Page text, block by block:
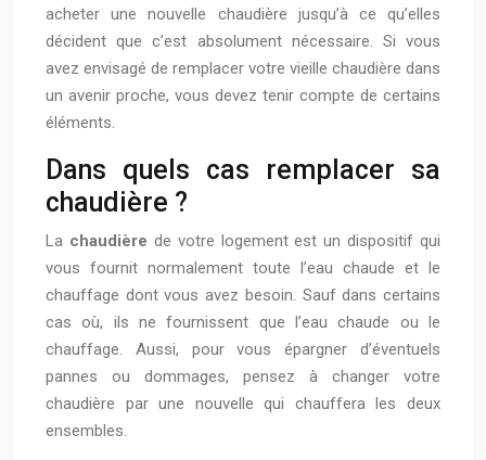
acheter une nouvelle chaudière jusqu’à ce qu’elles
décident que c’est absolument nécessaire. Si vous
avez envisagé de remplacer votre vieille chaudière dans
un avenir proche, vous devez tenir compte de certains
éléments.
Dans quels cas remplacer sa
chaudière ?
La chaudière de votre logement est un dispositif qui
vous fournit normalement toute l’eau chaude et le
chauffage dont vous avez besoin. Sauf dans certains
cas où, ils ne fournissent que l’eau chaude ou le
chauffage. Aussi, pour vous épargner d’éventuels
pannes ou dommages, pensez à changer votre
chaudière par une nouvelle qui chauffera les deux
ensembles.